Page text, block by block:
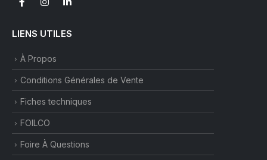
LIENS UTILES
À Propos
Conditions Générales de Vente
Fiches techniques
FOILCO
Foire À Questions